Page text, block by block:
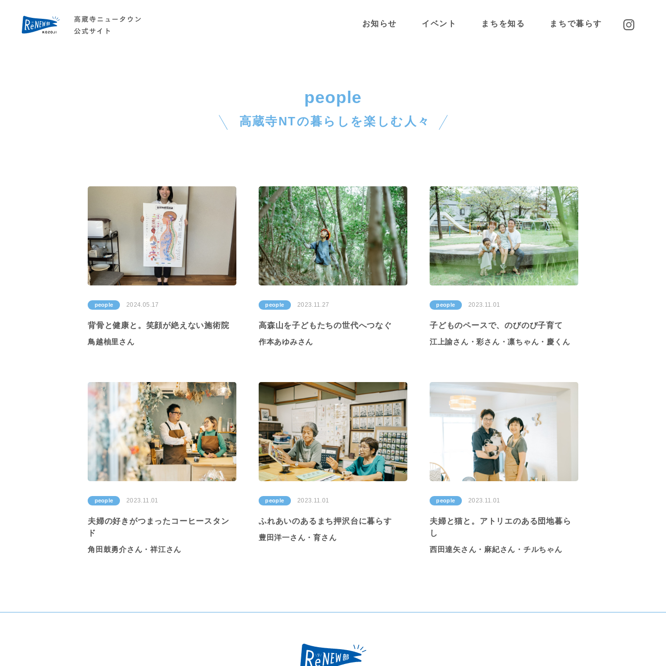
お知らせ イベント まちを知る まちで暮らす
people
高蔵寺NTの暮らしを楽しむ人々
people 2024.05.17
背骨と健康と。笑顔が絶えない施術院
鳥越柚里さん
people 2023.11.27
高森山を子どもたちの世代へつなぐ
作本あゆみさん
people 2023.11.01
子どものペースで、のびのび子育て
江上諭さん・彩さん・凛ちゃん・慶くん
people 2023.11.01
夫婦の好きがつまったコーヒースタン
ド
角田鼓勇介さん・祥江さん
people 2023.11.01
ふれあいのあるまち押沢台に暮らす
豊田洋一さん・育さん
people 2023.11.01
夫婦と猫と。アトリエのある団地暮ら
し
西田達矢さん・麻紀さん・チルちゃん